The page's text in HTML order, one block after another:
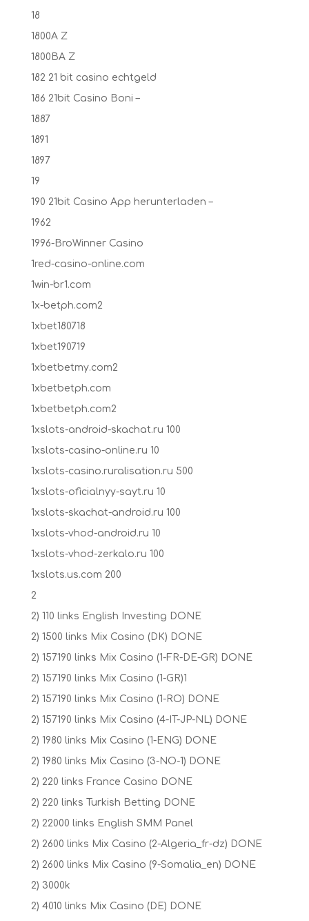
18
1800A Z
1800BA Z
182 21 bit casino echtgeld
186 21bit Casino Boni –
1887
1891
1897
19
190 21bit Casino App herunterladen –
1962
1996-BroWinner Casino
1red-casino-online.com
1win-br1.com
1x-betph.com2
1xbet180718
1xbet190719
1xbetbetmy.com2
1xbetbetph.com
1xbetbetph.com2
1xslots-android-skachat.ru 100
1xslots-casino-online.ru 10
1xslots-casino.ruralisation.ru 500
1xslots-oficialnyy-sayt.ru 10
1xslots-skachat-android.ru 100
1xslots-vhod-android.ru 10
1xslots-vhod-zerkalo.ru 100
1xslots.us.com 200
2
2) 110 links English Investing DONE
2) 1500 links Mix Casino (DK) DONE
2) 157190 links Mix Casino (1-FR-DE-GR) DONE
2) 157190 links Mix Casino (1-GR)1
2) 157190 links Mix Casino (1-RO) DONE
2) 157190 links Mix Casino (4-IT-JP-NL) DONE
2) 1980 links Mix Casino (1-ENG) DONE
2) 1980 links Mix Casino (3-NO-1) DONE
2) 220 links France Casino DONE
2) 220 links Turkish Betting DONE
2) 22000 links English SMM Panel
2) 2600 links Mix Casino (2-Algeria_fr-dz) DONE
2) 2600 links Mix Casino (9-Somalia_en) DONE
2) 3000k
2) 4010 links Mix Casino (DE) DONE